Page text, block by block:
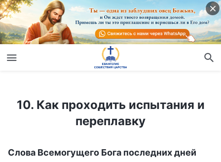
10. Как проходить испытания и переплавку
10. Как проходить испытания и
переплавку
Слова Всемогущего Бога последних дней